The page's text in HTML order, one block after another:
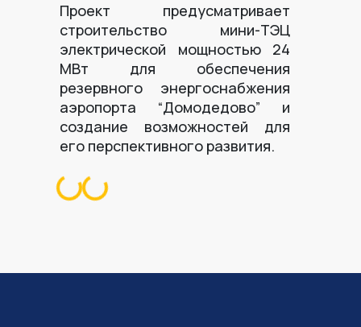
Проект предусматривает
строительство мини-ТЭЦ
электрической мощностью 24
МВт для обеспечения
резервного энергоснабжения
аэропорта “Домодедово” и
создание возможностей для
его перспективного развития.
Loading...
Loading...